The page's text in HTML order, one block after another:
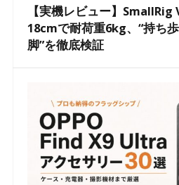
【実機レビュー】
18cmで耐荷重6kg、“持ち
脚”を徹底検証